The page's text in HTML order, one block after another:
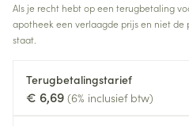
Als je recht hebt op een terugbetaling
apotheek een verlaagde prijs en niet
staat.
Terugbetalingstarief
€ 6,69 (6% inclusief btw)